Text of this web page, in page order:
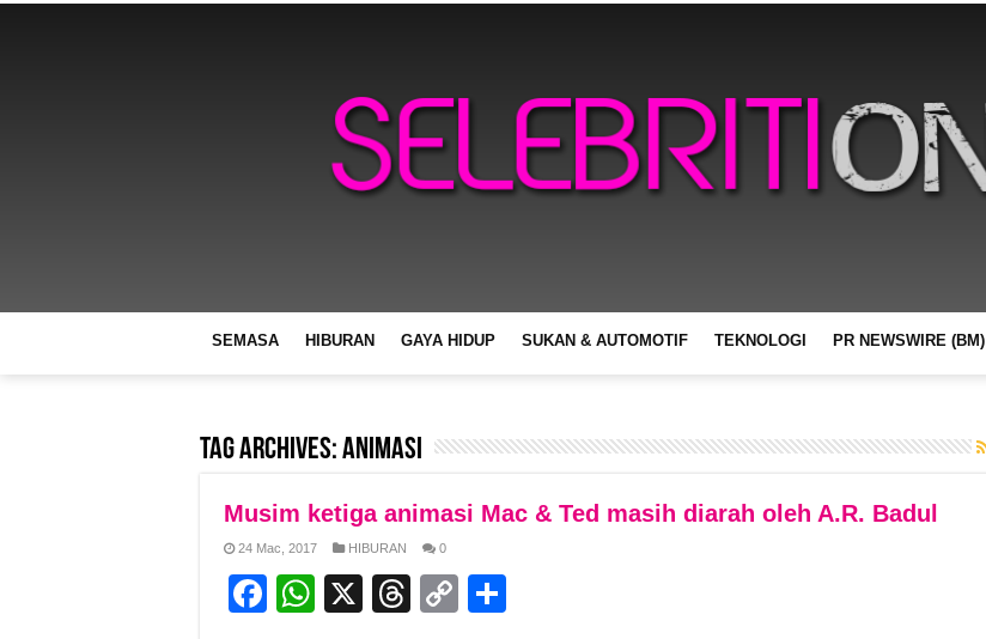
SEMASA HIBURAN GAYA HIDUP SUKAN & AUTOMOTIF TEKNOLOGI PR NEWSWIRE (BM)
Tag Archives:animasi
Musim ketiga animasi Mac & Ted masih diarah oleh A.R. Badul
24 Mac, 2017 HIBURAN 0
F
W X
T
C